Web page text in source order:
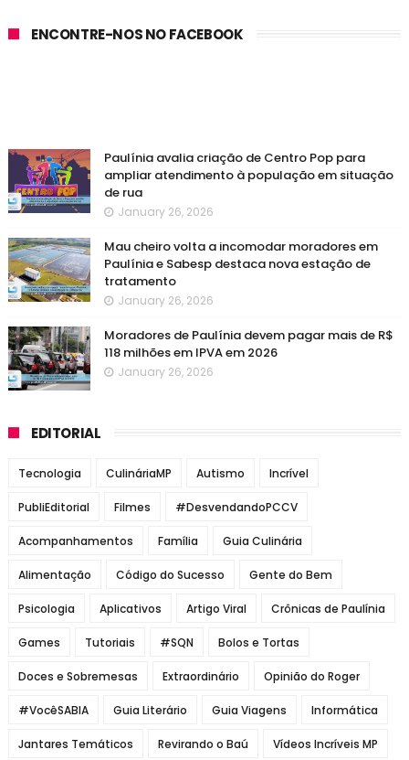
ENCONTRE-NOS NO FACEBOOK
Paulínia avalia criação de Centro Pop para
ampliar atendimento à população em situação
de rua
January 26, 2026
Mau cheiro volta a incomodar moradores em
Paulínia e Sabesp destaca nova estação de
tratamento
January 26, 2026
Moradores de Paulínia devem pagar mais de R$
118 milhões em IPVA em 2026
January 26, 2026
EDITORIAL
Tecnologia CulináriaMP Autismo Incrível
PubliEditorial Filmes #DesvendandoPCCV
Acompanhamentos Família Guia Culinária
Alimentação Código do Sucesso Gente do Bem
Psicologia Aplicativos Artigo Viral Crônicas de Paulínia
Games Tutoriais #SQN Bolos e Tortas
Doces e Sobremesas Extraordinário Opinião do Roger
#VocêSABIA Guia Literário Guia Viagens Informática
Jantares Temáticos Revirando o Baú Vídeos Incríveis MP